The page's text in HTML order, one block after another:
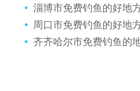
淄博市免费钓鱼的好地
周口市免费钓鱼的好地
齐齐哈尔市免费钓鱼的